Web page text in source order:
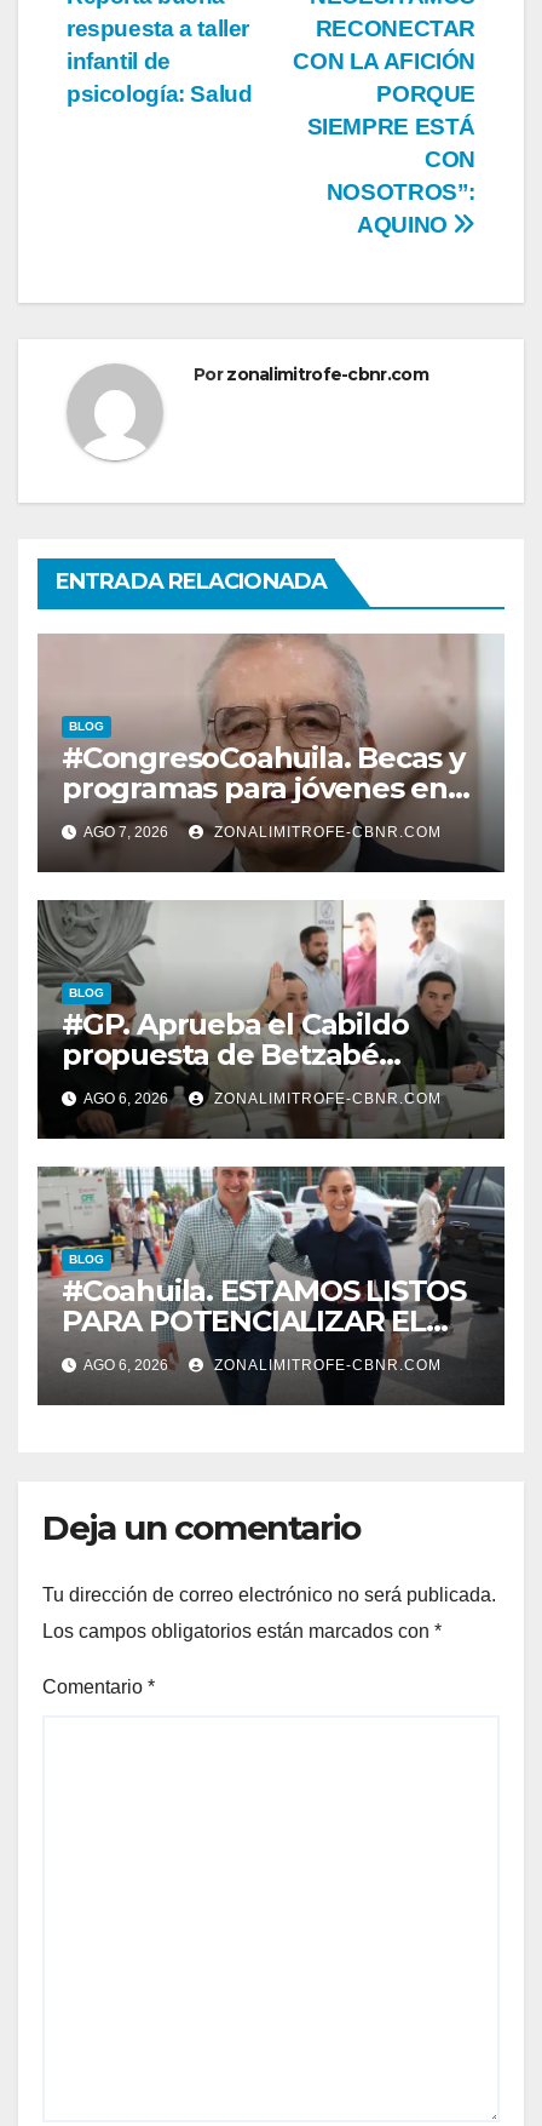
de
entradas
RECONECTAR
CON LA AFICIÓN
PORQUE
SIEMPRE ESTÁ
CON
NOSOTROS”:
AQUINO
respuesta a taller
infantil de
psicología: Salud
Porzonalimitrofe-cbnr.com
ENTRADA RELACIONADA
BLOG
#CongresoCoahuila. Becas y
programas para jóvenes en
áreas agropecuarias, plantea
Raúl Onofre
AGO 7, 2026 ZONALIMITROFE-CBNR.COM
BLOG
#GP. Aprueba el Cabildo
propuesta de Betzabé
Martínez para su primer
informe el día 20 de agosto a
las 11 de la mañana*
AGO 6, 2026 ZONALIMITROFE-CBNR.COM
BLOG
#Coahuila. ESTAMOS LISTOS
PARA POTENCIALIZAR EL
GAS COAHUILA: MANOLO
AGO 6, 2026 ZONALIMITROFE-CBNR.COM
Deja un comentario
Tu dirección de correo electrónico no será publicada.
Los campos obligatorios están marcados con *
Comentario *